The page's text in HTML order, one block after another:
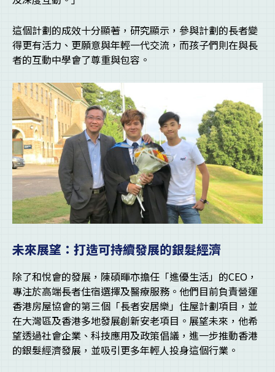
這個計劃的成效十分顯著，研究顯示，參與計劃的長者變
得更有活力、更願意與年輕一代交流，而孩子們則在與長
者的互動中學會了尊重與包容。
未來展望：打造可持續發展的銀髮經濟
除了和悅會的發展，陳碩暉亦擔任「進優生活」的CEO，
專注於高端長者住宿選擇及醫療服務。他們目前負責營運
香港房屋協會的第三個「長者安居樂」住屋計劃項目，並
在大灣區及香港多地發展創新安老項目。展望未來，他希
望透過社會企業、科技應用及政策倡議，進一步推動香港
的銀髮經濟發展，並吸引更多年輕人投身這個行業。